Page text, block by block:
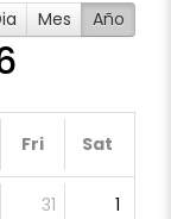
Mes Año
Fri Sat
31 1